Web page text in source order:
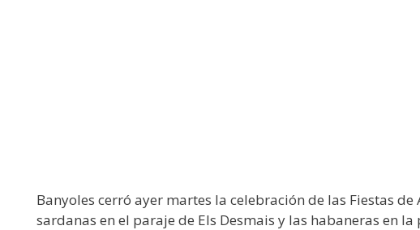
Banyoles cerró ayer martes la celebración de las Fiestas
sardanas en el paraje de Els Desmais y las habaneras en